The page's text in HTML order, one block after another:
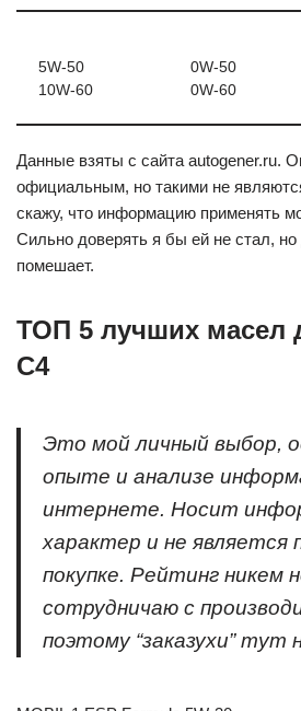
5W-50
10W-60
0W-50
0W-60
Данные взяты с сайта autogener.ru.
официальным, но такими не
скажу, что информацию применять
Сильно доверять я бы ей не стал,
помешает.
ТОП 5 лучших масел
C4
Это мой личный выбор,
опыте и анализе
интернете. Носит
характер и не является
покупке. Рейтинг никем
сотрудничаю с
поэтому “заказухи” тут